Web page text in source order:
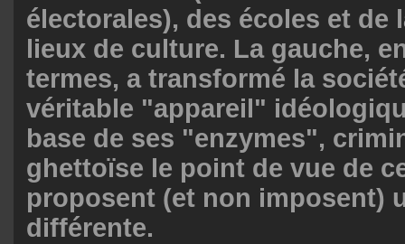
électorales), des écoles et de
lieux de culture. La gauche,
termes, a transformé la
véritable "appareil"
base de ses "enzymes",
ghettoïse le point de vue de
proposent (et non imposent)
différente.